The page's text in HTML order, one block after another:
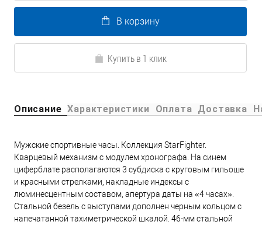
В корзину
Купить в 1 клик
Описание Характеристики Оплата Доставка
Мужские спортивные часы. Коллекция StarFighter.
Кварцевый механизм с модулем хронографа. На синем
циферблате располагаются 3 субдиска с круговым гильоше
и красными стрелками, накладные индексы с
люминесцентным составом, апертура даты на «4 часах».
Стальной безель с выступами дополнен черным кольцом с
напечатанной тахиметрической шкалой. 46-мм стальной